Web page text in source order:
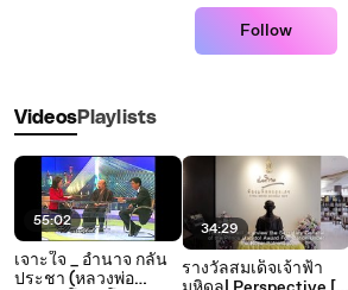
Follow
VideosPlaylists
55:02
เจาะใจ _ อำนาจ กลั่น
ประชา (หลวงพ่อ
34:29
รางวัลสมเด็จเจ้าฟ้า